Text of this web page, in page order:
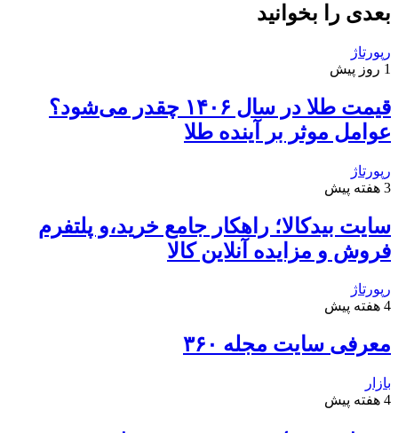
بعدی را بخوانید
رپورتاژ
1 روز پیش
قیمت طلا در سال ۱۴۰۶ چقدر می‌شود؟
عوامل موثر بر آینده طلا
رپورتاژ
3 هفته پیش
سایت بیدکالا؛ راهکار جامع خرید،و پلتفرم
فروش و مزایده آنلاین کالا
رپورتاژ
4 هفته پیش
معرفی سایت مجله ۳۶۰
بازار
4 هفته پیش